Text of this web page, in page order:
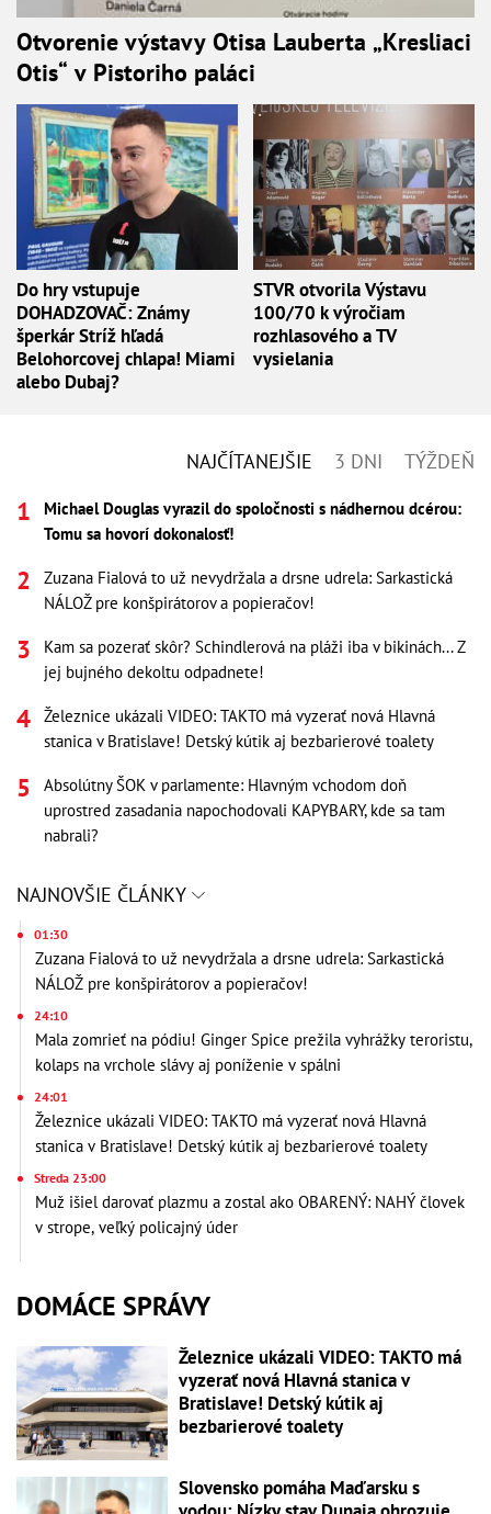
Otvorenie výstavy Otisa Lauberta „Kresliaci
Otis“ v Pistoriho paláci
Do hry vstupuje
DOHADZOVAČ: Známy
šperkár Stríž hľadá
Belohorcovej chlapa! Miami
alebo Dubaj?
STVR otvorila Výstavu
100/70 k výročiam
rozhlasového a TV
vysielania
NAJČÍTANEJŠIE 3 DNI TÝŽDEŇ
Michael Douglas vyrazil do spoločnosti s nádhernou dcérou:
Tomu sa hovorí dokonalosť!
Zuzana Fialová to už nevydržala a drsne udrela: Sarkastická
NÁLOŽ pre konšpirátorov a popieračov!
Kam sa pozerať skôr? Schindlerová na pláži iba v bikinách... Z
jej bujného dekoltu odpadnete!
Železnice ukázali VIDEO: TAKTO má vyzerať nová Hlavná
stanica v Bratislave! Detský kútik aj bezbarierové toalety
Absolútny ŠOK v parlamente: Hlavným vchodom doň
uprostred zasadania napochodovali KAPYBARY, kde sa tam
nabrali?
NAJNOVŠIE ČLÁNKY
01:30
Zuzana Fialová to už nevydržala a drsne udrela: Sarkastická
NÁLOŽ pre konšpirátorov a popieračov!
24:10
Mala zomrieť na pódiu! Ginger Spice prežila vyhrážky teroristu,
kolaps na vrchole slávy aj poníženie v spálni
24:01
Železnice ukázali VIDEO: TAKTO má vyzerať nová Hlavná
stanica v Bratislave! Detský kútik aj bezbarierové toalety
Streda 23:00
Muž išiel darovať plazmu a zostal ako OBARENÝ: NAHÝ človek
v strope, veľký policajný úder
DOMÁCE SPRÁVY
Železnice ukázali VIDEO: TAKTO má
vyzerať nová Hlavná stanica v
Bratislave! Detský kútik aj
bezbarierové toalety
Slovensko pomáha Maďarsku s